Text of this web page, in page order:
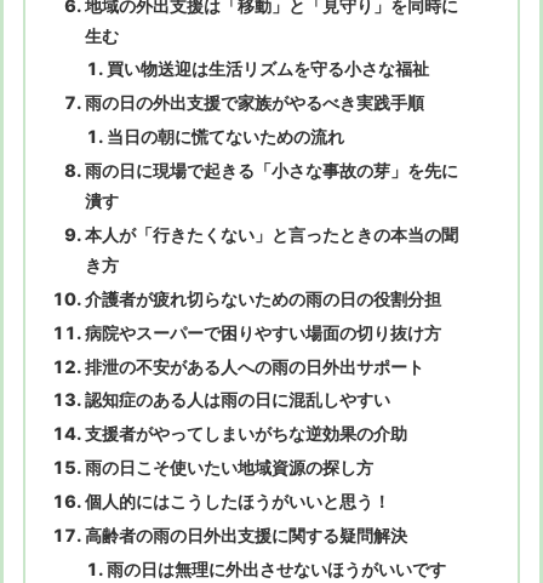
地域の外出支援は「移動」と「見守り」を同時に
生む
買い物送迎は生活リズムを守る小さな福祉
雨の日の外出支援で家族がやるべき実践手順
当日の朝に慌てないための流れ
雨の日に現場で起きる「小さな事故の芽」を先に
潰す
本人が「行きたくない」と言ったときの本当の聞
き方
介護者が疲れ切らないための雨の日の役割分担
病院やスーパーで困りやすい場面の切り抜け方
排泄の不安がある人への雨の日外出サポート
認知症のある人は雨の日に混乱しやすい
支援者がやってしまいがちな逆効果の介助
雨の日こそ使いたい地域資源の探し方
個人的にはこうしたほうがいいと思う！
高齢者の雨の日外出支援に関する疑問解決
雨の日は無理に外出させないほうがいいです